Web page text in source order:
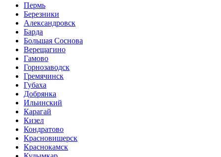
Пермь
Березники
Александровск
Барда
Большая Соснова
Верещагино
Гамово
Горнозаводск
Гремячинск
Губаха
Добрянка
Ильинский
Карагай
Кизел
Кондратово
Красновишерск
Краснокамск